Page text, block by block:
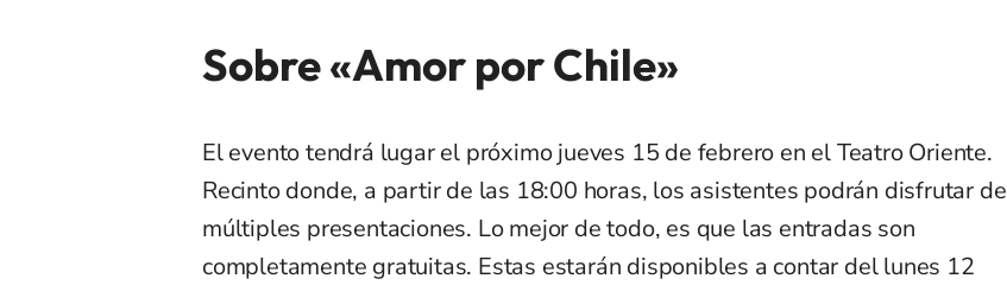
Sobre «Amor por Chile»
El evento tendrá lugar el próximo jueves 15 de febrero en el Teatro Oriente.
Recinto donde, a partir de las 18:00 horas, los asistentes podrán disfrutar de
múltiples presentaciones. Lo mejor de todo, es que las entradas son
completamente gratuitas. Estas estarán disponibles a contar del lunes 12